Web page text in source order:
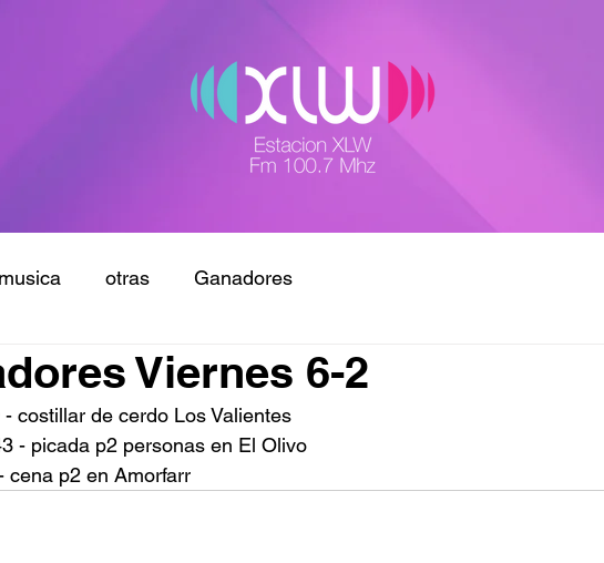
musica otras Ganadores
Viernes 6-2
costillar de cerdo Los Valientes
- picada p2 personas en El Olivo
cena p2 en Amorfarr